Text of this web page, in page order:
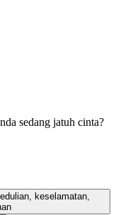
sedang jatuh cinta?
keselamatan,